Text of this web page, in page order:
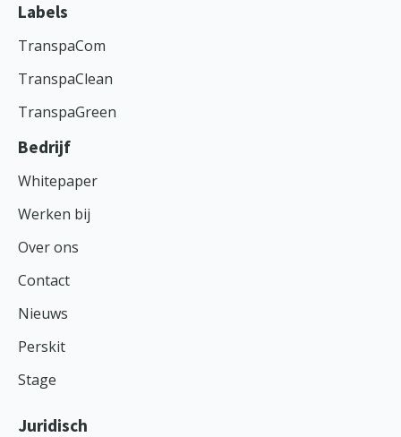
Labels
TranspaCom
TranspaClean
TranspaGreen
Bedrijf
Whitepaper
Werken bij
Over ons
Contact
Nieuws
Perskit
Stage
Juridisch